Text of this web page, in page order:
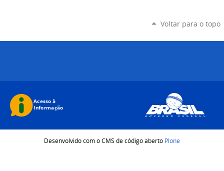
Voltar para o topo
Desenvolvido com o CMS de código aberto Plone